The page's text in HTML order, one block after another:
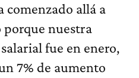
comenzado allá a
nuestra
fue en enero,
7% de aumento